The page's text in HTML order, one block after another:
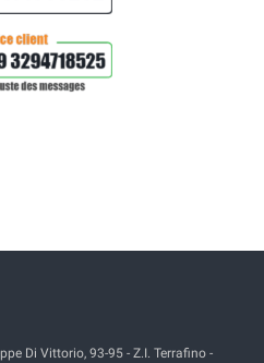
Di Vittorio, 93-95 - Z.I. Terrafino -